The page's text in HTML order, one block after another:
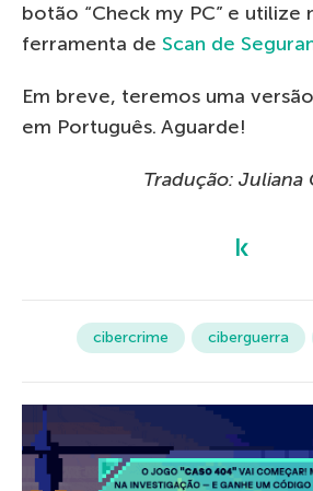
botão “Check my PC” e utilize
ferramenta de Scan de
Em breve, teremos uma
em Português. Aguarde!
Tradução: Juliana
cibercrime ciberguerra